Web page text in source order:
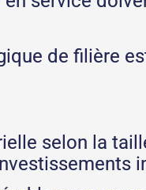
de filière
selon la